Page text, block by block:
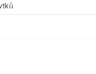
okraj pro stabilní